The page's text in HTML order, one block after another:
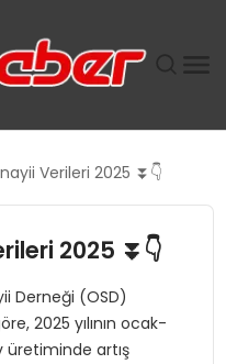
HEDEF
Verileri 2025 ⏬👇
2025 ⏬👇
Derneği (OSD)
2025 yılının ocak-
artış